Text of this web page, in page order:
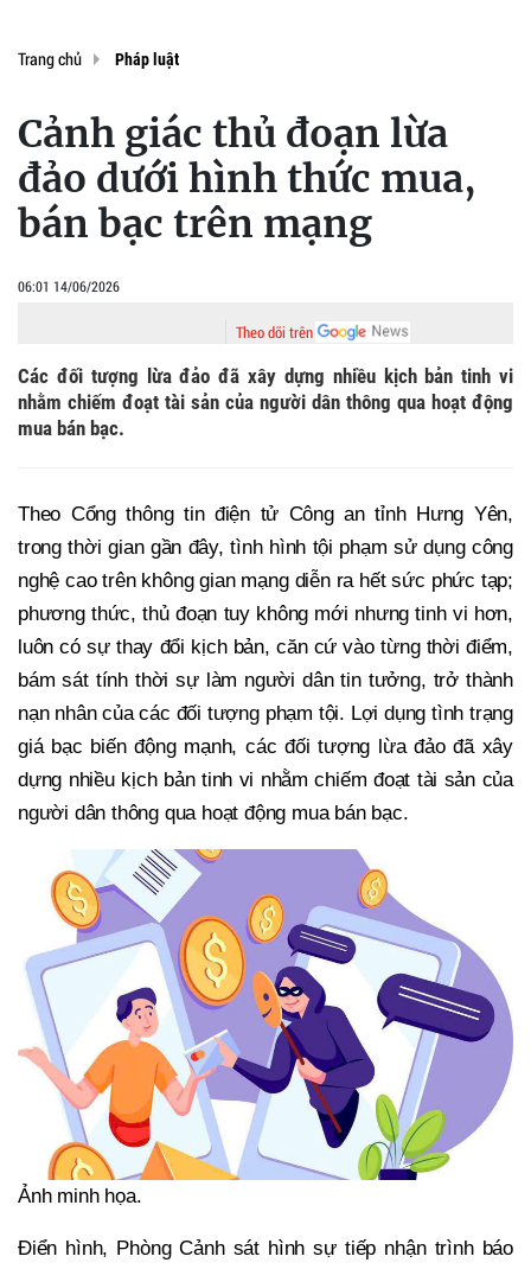
Trang chủ Pháp luật
Cảnh giác thủ đoạn lừa
đảo dưới hình thức mua,
bán bạc trên mạng
06:01 14/06/2026
Theo dõi trên
Các đối tượng lừa đảo đã xây dựng nhiều kịch bản tinh vi
nhằm chiếm đoạt tài sản của người dân thông qua hoạt động
mua bán bạc.
Theo Cổng thông tin điện tử Công an tỉnh Hưng Yên,
trong thời gian gần đây, tình hình tội phạm sử dụng công
nghệ cao trên không gian mạng diễn ra hết sức phức tạp;
phương thức, thủ đoạn tuy không mới nhưng tinh vi hơn,
luôn có sự thay đổi kịch bản, căn cứ vào từng thời điểm,
bám sát tính thời sự làm người dân tin tưởng, trở thành
nạn nhân của các đối tượng phạm tội. Lợi dụng tình trạng
giá bạc biến động mạnh, các đối tượng lừa đảo đã xây
dựng nhiều kịch bản tinh vi nhằm chiếm đoạt tài sản của
người dân thông qua hoạt động mua bán bạc.
Ảnh minh họa.
Điển hình, Phòng Cảnh sát hình sự tiếp nhận trình báo